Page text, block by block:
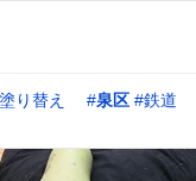
塗り替え #泉区 #鉄道